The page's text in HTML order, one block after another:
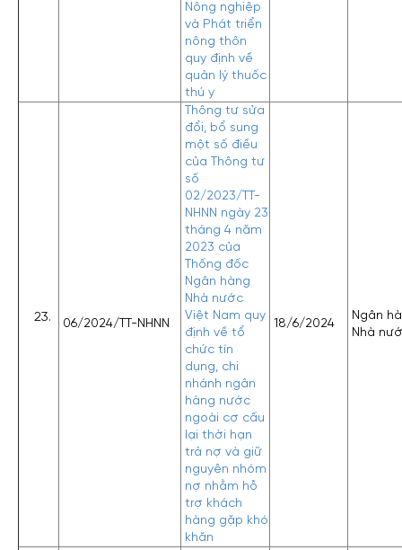
Nông nghiệp
và Phát triển
nông thôn
quy định về
quản lý thuốc
thú y
06/2024/TT-NHNN
Thông tư sửa
đổi, bổ sung
một số điều
của Thông tư
số
02/2023/TT-
NHNN ngày 23
tháng 4 năm
2023 của
Thống đốc
Ngân hàng
Nhà nước
Việt Nam quy
định về tổ
chức tín
dụng, chi
nhánh ngân
hàng nước
ngoài cơ cấu
lại thời hạn
trả nợ và giữ
nguyên nhóm
nợ nhằm hỗ
trợ khách
hàng gặp khó
khăn
18/6/2024
Ngân
Nhà